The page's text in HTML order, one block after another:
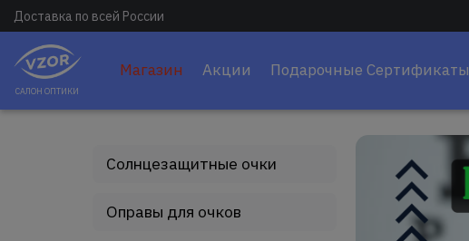
Доставка по всей России
САЛОН ОПТИКИ
Магазин Акции Подарочные Сертификаты
Солнцезащитные очки
Оправы для очков